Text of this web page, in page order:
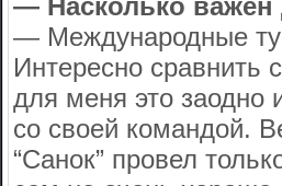
— Насколько важен
— Международные
Интересно сравнить
для меня это заодно
со своей командой.
“Санок” провел